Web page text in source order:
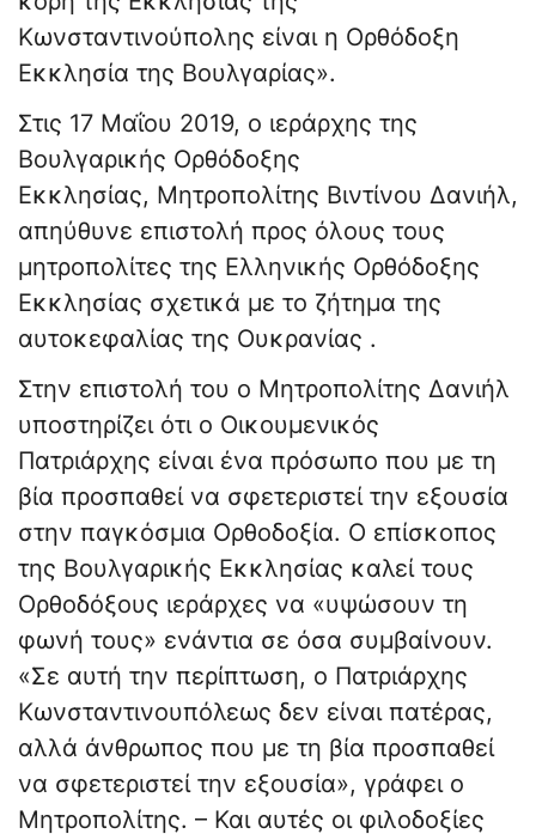
Κωνσταντινούπολης είναι η Ορθόδοξη
Εκκλησία της Βουλγαρίας».
Στις 17 Μαΐου 2019, ο ιεράρχης της
Βουλγαρικής Ορθόδοξης
Εκκλησίας, Μητροπολίτης Βιντίνου Δανιήλ,
απηύθυνε επιστολή προς όλους τους
μητροπολίτες της Ελληνικής Ορθόδοξης
Εκκλησίας σχετικά με το ζήτημα της
αυτοκεφαλίας της Ουκρανίας .
Στην επιστολή του ο Μητροπολίτης Δανιήλ
υποστηρίζει ότι ο Οικουμενικός
Πατριάρχης είναι ένα πρόσωπο που με τη
βία προσπαθεί να σφετεριστεί την εξουσία
στην παγκόσμια Ορθοδοξία. Ο επίσκοπος
της Βουλγαρικής Εκκλησίας καλεί τους
Ορθοδόξους ιεράρχες να «υψώσουν τη
φωνή τους» ενάντια σε όσα συμβαίνουν.
«Σε αυτή την περίπτωση, ο Πατριάρχης
Κωνσταντινουπόλεως δεν είναι πατέρας,
αλλά άνθρωπος που με τη βία προσπαθεί
να σφετεριστεί την εξουσία», γράφει ο
Μητροπολίτης. – Και αυτές οι φιλοδοξίες